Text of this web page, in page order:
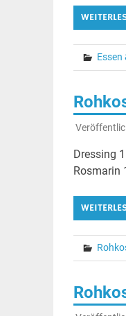
Essen
Dressing
Rosmarin